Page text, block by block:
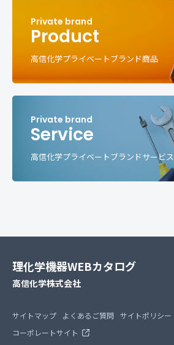
Product
高信化学プライベートブランド商品
Service
高信化学プライベートブランドサービス
理化学機器WEBカタログ
高信化学株式会社
サイトマップ よくあるご質問 サイトポリシー
コーポレートサイト